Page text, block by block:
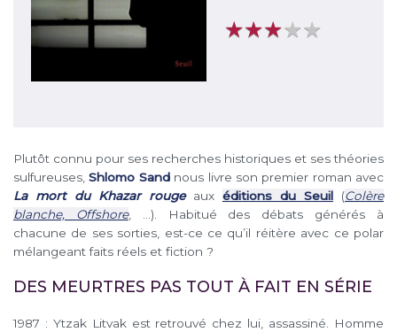
★★★★★
★★★★★
Plutôt connu pour ses recherches historiques et ses théories
sulfureuses,Shlomo Sandnous livre son premier roman avec
La mort du Khazar rouge
aux éditions du Seuil (Colère
blanche, Offshore, …). Habitué des débats générés à
chacune de ses sorties, est-ce ce qu’il réitère avec ce polar
mélangeant faits réels et fiction ?
DES MEURTRES PAS TOUT À FAIT EN SÉRIE
1987 : Ytzak Litvak est retrouvé chez lui, assassiné. Homme